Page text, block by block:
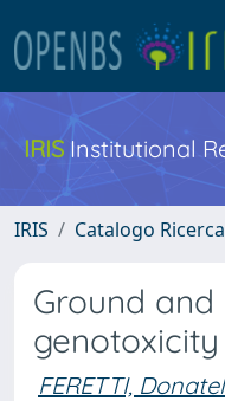
IRIS Institutional
IRIS Catalogo Ricerca
Ground
FERETTI,